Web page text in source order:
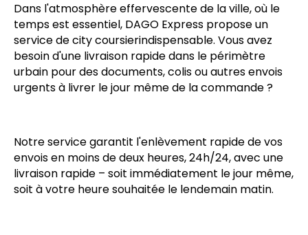
Dans l'atmosphère effervescente de la ville, où le
temps est essentiel, DAGO Express propose un
service de city coursierindispensable. Vous avez
besoin d'une livraison rapide dans le périmètre
urbain pour des documents, colis ou autres envois
urgents à livrer le jour même de la commande ?
Notre service garantit l'enlèvement rapide de vos
envois en moins de deux heures, 24h/24, avec une
livraison rapide – soit immédiatement le jour même,
soit à votre heure souhaitée le lendemain matin.